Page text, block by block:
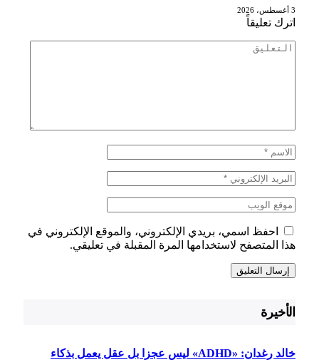
اترك تعليقاً
احفظ اسمي، بريدي الإلكتروني، والموقع الإلكتروني في
هذا المتصفح لاستخدامها المرة المقبلة في تعليقي.
الأخيرة
خالد رغدان: «ADHD» ليس عجزا بل عقل يعمل بذكاء